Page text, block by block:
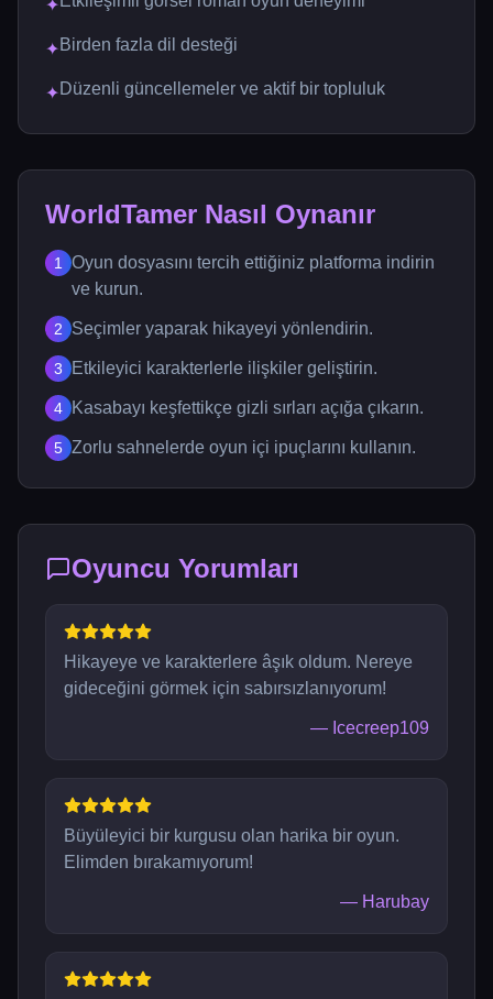
✦
✦Birden fazla dil desteği
✦Düzenli güncellemeler ve aktif bir topluluk
WorldTamer Nasıl Oynanır
1
Oyun dosyasını tercih ettiğiniz platforma indirin
ve kurun.
2 Seçimler yaparak hikayeyi yönlendirin.
3 Etkileyici karakterlerle ilişkiler geliştirin.
4 Kasabayı keşfettikçe gizli sırları açığa çıkarın.
5 Zorlu sahnelerde oyun içi ipuçlarını kullanın.
Oyuncu Yorumları
Hikayeye ve karakterlere âşık oldum. Nereye
gideceğini görmek için sabırsızlanıyorum!
— Icecreep109
Büyüleyici bir kurgusu olan harika bir oyun.
Elimden bırakamıyorum!
— Harubay